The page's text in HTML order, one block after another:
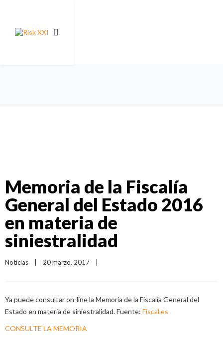
Memoria de la Fiscalía
General del Estado 2016
en materia de
siniestralidad
Noticias 20 marzo, 2017
Ya puede consultar on-line la Memoria de la Fiscalía General del
Estado en materia de siniestralidad. Fuente: Fiscal.es
CONSULTE LA MEMORIA